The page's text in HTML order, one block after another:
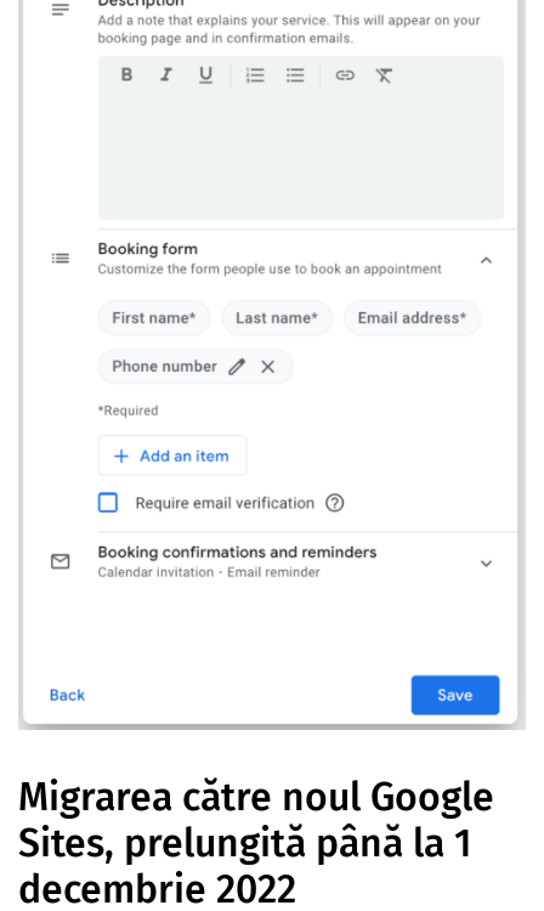
Migrarea către noul Google
Sites, prelungită până la 1
decembrie 2022